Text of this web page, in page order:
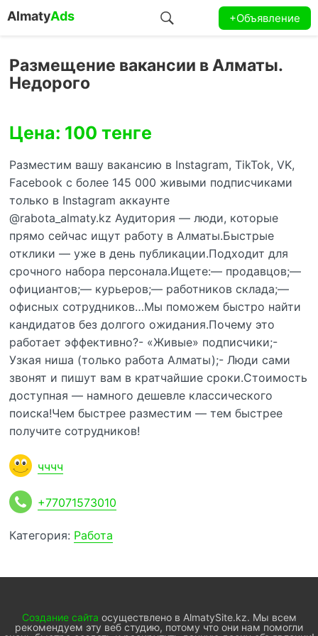
AlmatyAds +Объявление
Размещение вакансии в Алматы.
Недорого
Цена: 100 тенге
Разместим вашу вакансию в Instagram, TikTok, VK,
Facebook c более 145 000 живыми подписчиками
только в Instagram аккаунте
@rabota_almaty.kz Аудитория — люди, которые
прямо сейчас ищут работу в Алматы.Быстрые
отклики — уже в день публикации.Подходит для
срочного набора персонала.Ищете:— продавцов;—
официантов;— курьеров;— работников склада;—
офисных сотрудников…Мы поможем быстро найти
кандидатов без долгого ожидания.Почему это
работает эффективно?- «Живые» подписчики;-
Узкая ниша (только работа Алматы);- Люди сами
звонят и пишут вам в кратчайшие сроки.Стоимость
доступная — намного дешевле классического
поиска!Чем быстрее разместим — тем быстрее
получите сотрудников!
чччч
+77071573010
Категория: Работа
Создание сайта осуществлено в AlmatySite.kz. Мы всем
рекомендуем эту веб студию, потому что они нам помогли